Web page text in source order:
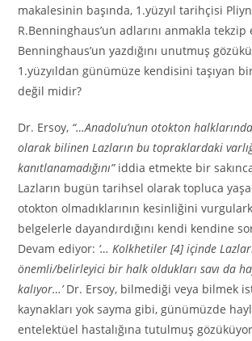
makalesinin başında, 1.yüzyıl tarihçisi
R.Benninghaus’un adlarını anmakla tekzip
Benninghaus’un yazdığını unutmuş
1.yüzyıldan günümüze kendisini taşıyan
değil midir?
Dr. Ersoy, “…Anadolu’nun otokton
olarak bilinen Lazların bu topraklardaki
kanıtlanamadığını”iddia etmekte bir
Lazların bugün tarihsel olarak topluca
otokton olmadıklarının kesinliğini
belgelerle dayandırdığını kendi kendine
Devam ediyor: ‘… Kolkhetiler [4] içinde
önemli/belirleyici bir halk oldukları savı da
kalıyor…’Dr. Ersoy, bilmediği veya bilmek
kaynakları yok sayma gibi, günümüzde
entelektüel hastalığına tutulmuş